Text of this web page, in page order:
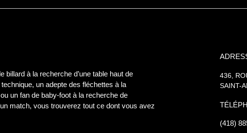
billard à la recherche d’une table haut de
un adepte des fléchettes à la
un fan de baby-foot à la recherche de
match, vous trouverez tout ce dont vous avez
436,
SAINT-
(418)